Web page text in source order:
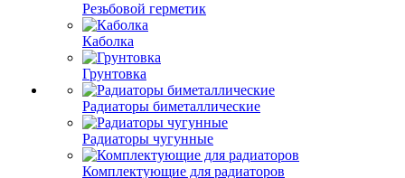
Резьбовой герметик
Каболка
Грунтовка
Радиаторы биметаллические
Радиаторы чугунные
Комплектующие для радиаторов